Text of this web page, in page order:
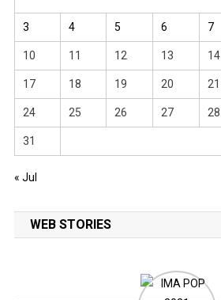
3 4 5 6 7
10 11 12 13 14
17 18 19 20 21
24 25 26 27 28
31
« Jul
WEB STORIES